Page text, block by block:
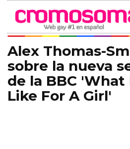
Alex Thomas-
sobre la nueva
de la BBC 'What
Like For A Girl'